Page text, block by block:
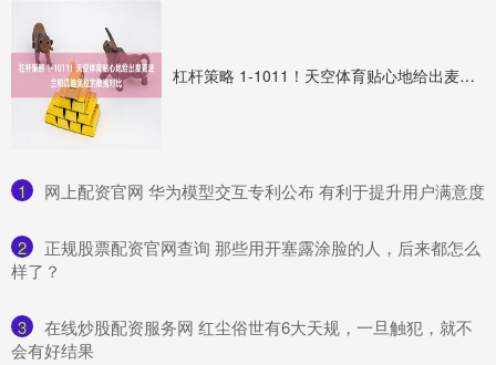
杠杆策略 1-1011！天空体育贴心地给出麦克法兰和瓜迪奥拉的数据对比
1 ​网上配资官网 华为模型交互专利公布 有利于提升用户满意度
2
​正规股票配资官网查询 那些用开塞露涂脸的人，后来都怎么
样了？
3
​在线炒股配资服务网 红尘俗世有6大天规，一旦触犯，就不
会有好结果